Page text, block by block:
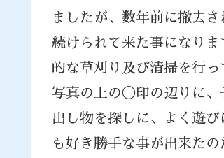
ましたが、数年前に撤去
続けられて来た事になり
的な草刈り及び清掃を行
写真の上の◯印の辺りに、
出し物を探しに、よく遊
も好き勝手な事が出来たの